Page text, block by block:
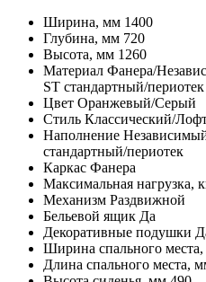
Ширина, мм 1400
Глубина, мм 720
Высота, мм 1260
Материал Фанера/
ST стандартный/периотек
Цвет Оранжевый/Серый
Стиль Классический/
Наполнение
стандартный/периотек
Каркас Фанера
Максимальная нагрузка,
Механизм Раздвижной
Бельевой ящик Да
Декоративные подушки
Ширина спального
Длина спального места,